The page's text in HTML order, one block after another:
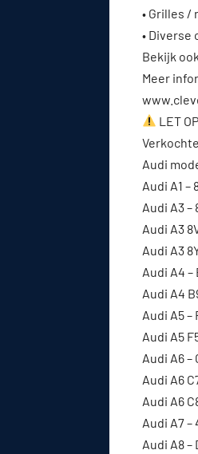
• Grilles
•
Bekijk
Meer
LET OP
Audi
Audi A1 –
Audi A3 –
Audi A3
Audi A3
Audi A4 –
Audi A4
Audi A5 –
Audi A5
Audi A6 –
Audi A6
Audi A6
Audi A7 –
Audi A8 –